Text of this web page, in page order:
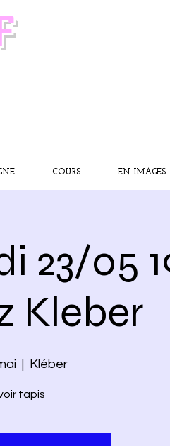
COURS EN IMAGES
23/05
Kleber
  |
Kléber
tapis